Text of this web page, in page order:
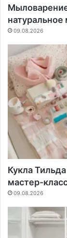
Мыловарение
09.08.2026
Кукла
мастер-
09.08.2026